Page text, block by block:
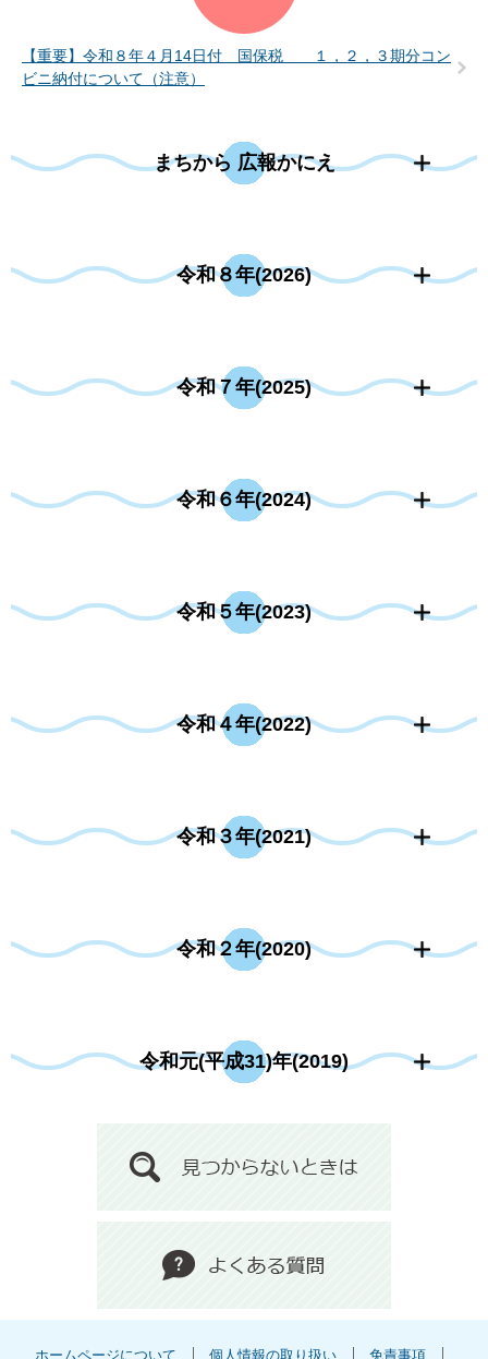
【重要】令和８年４月14日付 国保税 １，２，３期分コン
ビニ納付について（注意）
まちから 広報かにえ
令和８年(2026)
令和７年(2025)
令和６年(2024)
令和５年(2023)
令和４年(2022)
令和３年(2021)
令和２年(2020)
令和元(平成31)年(2019)
ホームページについて 個人情報の取り扱い 免責事項